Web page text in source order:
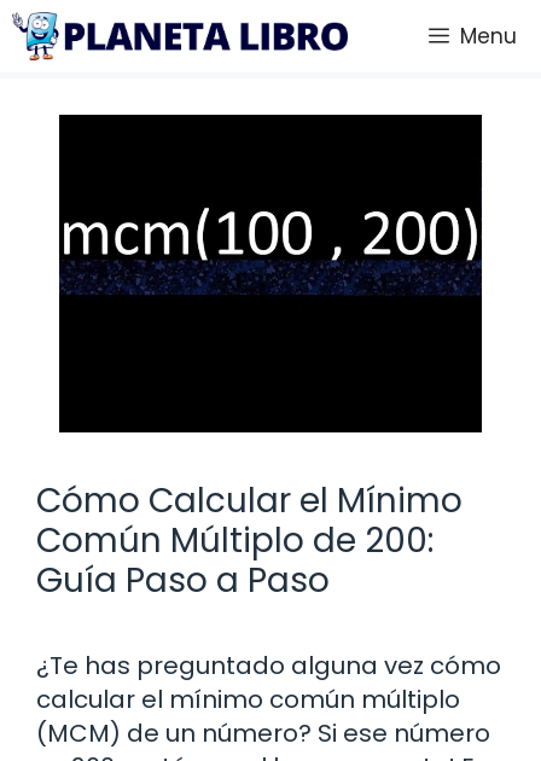
Saltar
Menu
Cómo Calcular el Mínimo
Común Múltiplo de 200:
Guía Paso a Paso
¿Te has preguntado alguna vez cómo
calcular el mínimo común múltiplo
(MCM) de un número? Si ese número